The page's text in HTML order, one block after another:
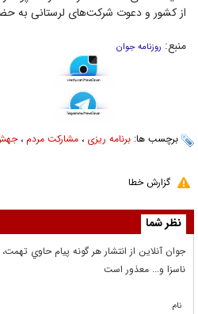
از کشور و دعوت شرکت‌های لرستانی به
منبع: روزنامه جوان
برچسب ها: برنامه ریزی ، مشارکت مردم ،
گزارش خطا
نظر شما
جوان آنلاين از انتشار هر گونه پيام حاوي
ناسزا و... معذور است
نام